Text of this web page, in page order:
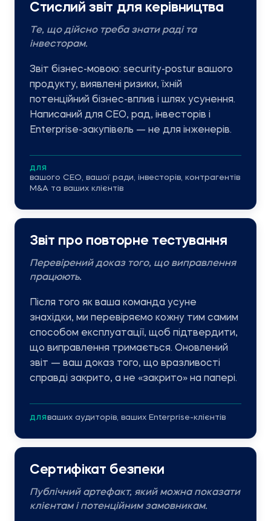
Стислий звіт для керівництва
Те, що дійсно треба знати раді та
інвесторам.
Звіт бізнес-мовою: security-postur вашого
продукту, виявлені ризики, їхній
потенційний бізнес-вплив і шлях усунення.
Написаний для CEO, рад, інвесторів і
Enterprise-закупівель — не для інженерів.
ДЛЯ
вашого CEO, вашої ради, інвесторів, контрагентів
M&A та ваших клієнтів
Звіт про повторне тестування
Перевірений доказ того, що виправлення
працюють.
Після того як ваша команда усуне
знахідки, ми перевіряємо кожну тим самим
способом експлуатації, щоб підтвердити,
що виправлення тримається. Оновлений
звіт — ваш доказ того, що вразливості
справді закрито, а не «закрито» на папері.
ДЛЯваших аудиторів, ваших Enterprise-клієнтів
Сертифікат безпеки
Публічний артефакт, який можна показати
клієнтам і потенційним замовникам.